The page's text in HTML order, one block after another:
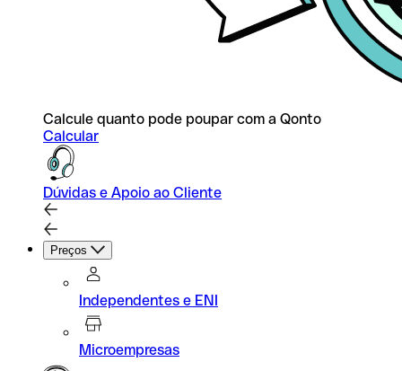
Calcule quanto pode poupar com a Qonto
Calcular
Dúvidas e Apoio ao Cliente
Preços
Independentes e ENI
Microempresas